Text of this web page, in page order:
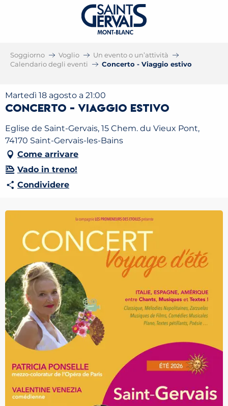
Soggiorno Voglio
Un evento o un’attività
Calendario degli eventi
Concerto - Viaggio estivo
Martedì 18 agosto a 21:00
Concerto - Viaggio estivo
Eglise de Saint-Gervais, 15 Chem. du Vieux Pont,
74170 Saint-Gervais-les-Bains
Come arrivare
Vado in treno!
Condividere